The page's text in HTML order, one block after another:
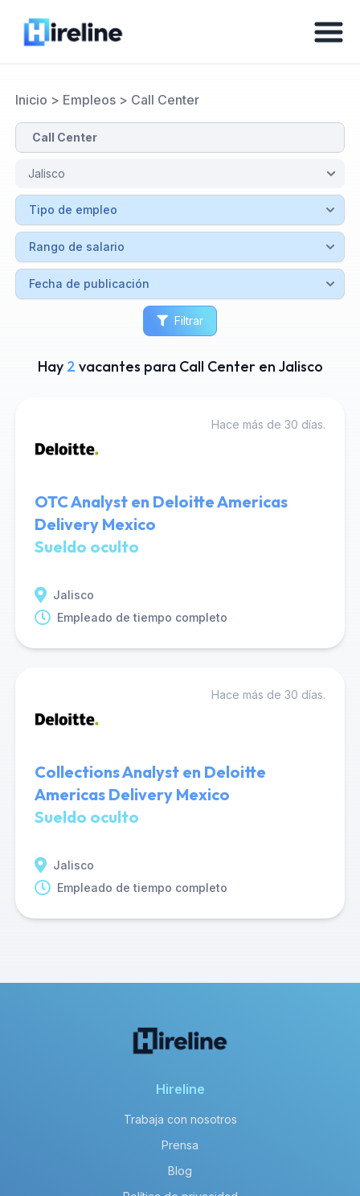
Inicio > Empleos> Call Center
Filtrar
Hay 2 vacantes para Call Center en Jalisco
Hace más de 30 días.
OTC Analyst en Deloitte Americas
Delivery Mexico
Sueldo oculto
Jalisco
Empleado de tiempo completo
Hace más de 30 días.
Collections Analyst en Deloitte
Americas Delivery Mexico
Sueldo oculto
Jalisco
Empleado de tiempo completo
Hireline
Trabaja con nosotros
Prensa
Blog